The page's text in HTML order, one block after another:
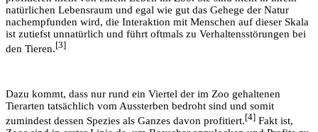
natürlichen Lebensraum und egal wie gut das Gehege der Natur
nachempfunden wird, die Interaktion mit Menschen auf dieser Skala
ist zutiefst unnatürlich und führt oftmals zu Verhaltensstörungen bei
den Tieren. [3]
Dazu kommt, dass nur rund ein Viertel der im Zoo gehaltenen
Tierarten tatsächlich vom Aussterben bedroht sind und somit
zumindest dessen Spezies als Ganzes davon profitiert. [4] Fakt ist,